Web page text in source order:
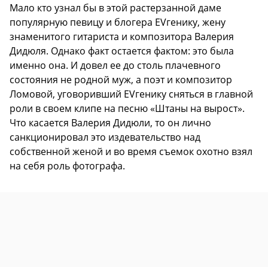
Мало кто узнал бы в этой растерзанной даме
популярную певицу и блогера ЕVгенику, жену
знаменитого гитариста и композитора Валерия
Дидюля. Однако факт остается фактом: это была
именно она. И довел ее до столь плачевного
состояния не родной муж, а поэт и композитор
Ломовой, уговоривший ЕVгенику сняться в главной
роли в своем клипе на песню «Штаны на вырост».
Что касается Валерия Дидюли, то он лично
санкционировал это издевательство над
собственной женой и во время съемок охотно взял
на себя роль фотографа.